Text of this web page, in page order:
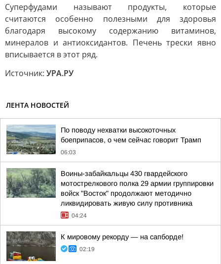
Суперфудами называют продукты, которые
считаются особенно полезными для здоровья
благодаря высокому содержанию витаминов,
минералов и антиоксидантов. Печень трески явно
вписывается в этот ряд.
Источник: УРА.РУ
ЛЕНТА НОВОСТЕЙ
По поводу нехватки высокоточных
боеприпасов, о чем сейчас говорит Трамп
06:03
Воины-забайкальцы 430 гвардейского
мотострелкового полка 29 армии группировки
войск "Восток" продолжают методично
ликвидировать живую силу противника
04:24
К мировому рекорду — на сапборде!
02:19